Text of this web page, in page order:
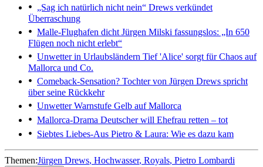
„Sag ich natürlich nicht nein“ Drews verkündet
Überraschung
Malle-Flughafen dicht Jürgen Milski fassungslos: „In 650
Flügen noch nicht erlebt“
Unwetter in Urlaubsländern Tief 'Alice' sorgt für Chaos auf
Mallorca und Co.
Comeback-Sensation? Tochter von Jürgen Drews spricht
über seine Rückkehr
UnwetterWarnstufe Gelb auf Mallorca
Mallorca-Drama Deutscher will Ehefrau retten – tot
Siebtes Liebes-Aus Pietro & Laura: Wie es dazu kam
Themen:Jürgen Drews Hochwasser Royals Pietro Lombardi